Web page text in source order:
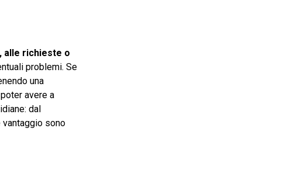
alle richieste o
problemi. Se
una
avere a
dal
sono